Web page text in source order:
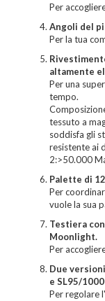
Per
Angoli del
Per la tua
altamente
Per una
tempo.
tessuto a
soddisfa gli
resistente ai
2:>50.000
Palette di
Per
vuole la sua
Testiera
Moonlight.
Per
Due
e SL95/
Per regolare